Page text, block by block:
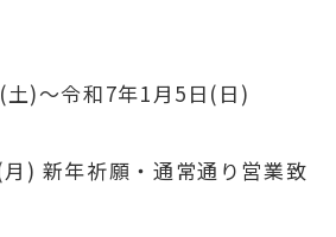
)～令和7年1月5日(日)
) 新年祈願・通常通り営業致